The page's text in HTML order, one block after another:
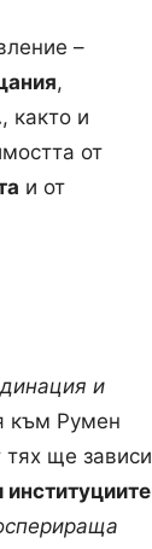
–
,
, както и
от
и от
и
към Румен
тях ще зависи